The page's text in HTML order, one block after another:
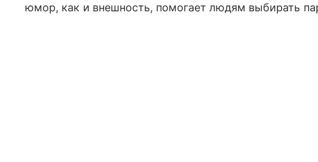
юмор, как и внешность, помогает людям выбирать